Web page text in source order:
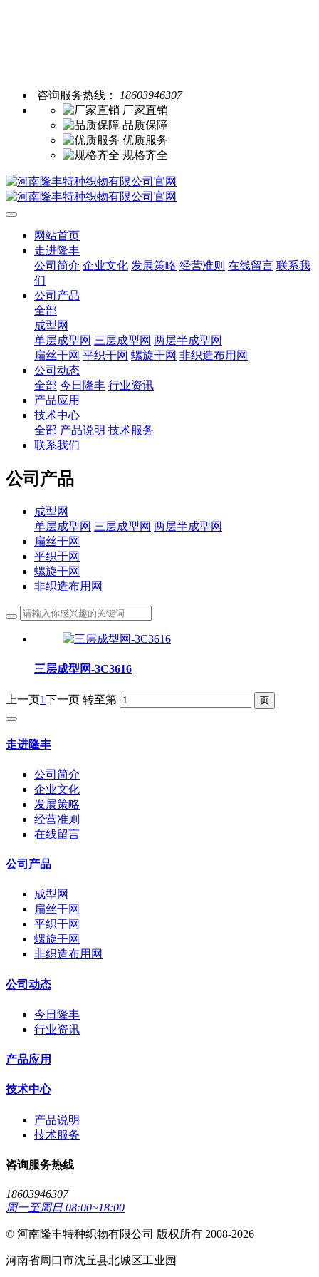
咨询服务热线：
18603946307
厂家直销
品质保障
优质服务
规格齐全
网站首页
走进隆丰
公司简介 企业文化 发展策略 经营准则 在线留言 联系我
们
公司产品
全部
成型网
单层成型网 三层成型网 两层半成型网
扁丝干网 平织干网 螺旋干网 非织造布用网
公司动态
全部 今日隆丰 行业资讯
产品应用
技术中心
全部 产品说明 技术服务
联系我们
公司产品
成型网
单层成型网 三层成型网 两层半成型网
扁丝干网
平织干网
螺旋干网
非织造布用网
三层成型网-3C3616
上一页1下一页 转至第
走进隆丰
公司简介
企业文化
发展策略
经营准则
在线留言
公司产品
成型网
扁丝干网
平织干网
螺旋干网
非织造布用网
公司动态
今日隆丰
行业资讯
产品应用
技术中心
产品说明
技术服务
咨询服务热线
18603946307
周一至周日 08:00~18:00
© 河南隆丰特种织物有限公司 版权所有 2008-2026
河南省周口市沈丘县北城区工业园